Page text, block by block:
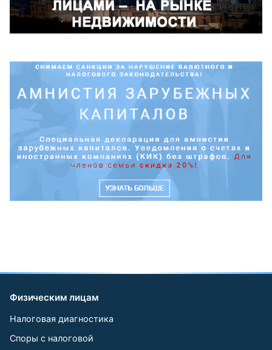
Физическим лицам
Налоговая диагностика
Споры с налоговой